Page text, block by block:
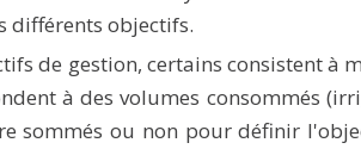
différents objectifs.
de gestion, certains consistent
à des volumes consommés
sommés ou non pour définir